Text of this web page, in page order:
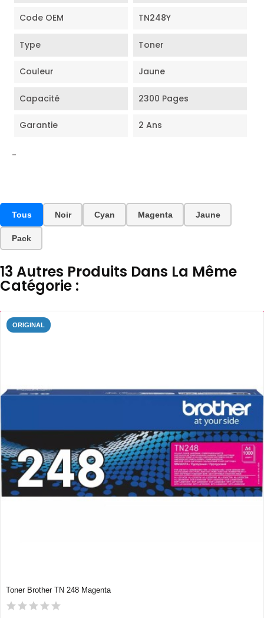
Code OEM TN248Y
Type Toner
Couleur Jaune
Capacité 2300 Pages
Garantie 2 Ans
-
Tous Noir Cyan Magenta Jaune
Pack
13 Autres Produits Dans La Même
Catégorie :
ORIGINAL
Toner Brother TN 248 Magenta